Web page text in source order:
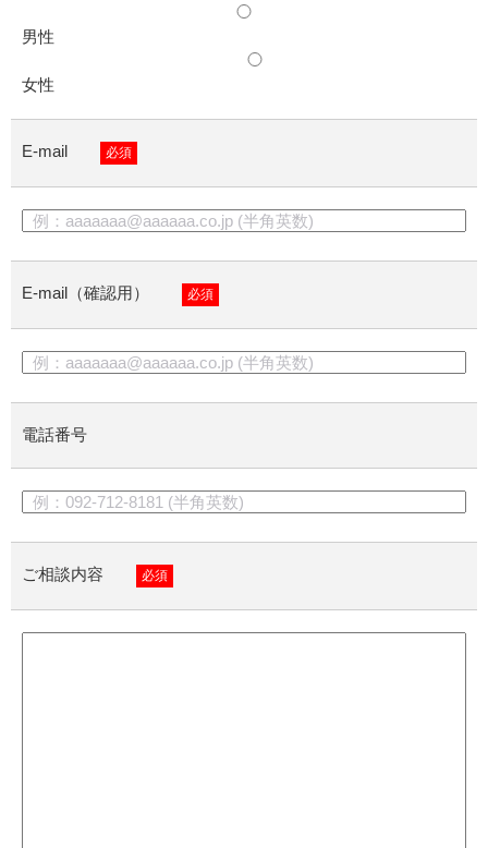
男性
女性
E-mail 必須
E-mail（確認用） 必須
電話番号
ご相談内容 必須